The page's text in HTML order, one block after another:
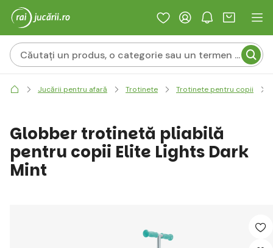
Jucării pentru afară Trotinete Trotinete pentru copii
Globber trotinetă pliabilă
pentru copii Elite Lights Dark
Mint